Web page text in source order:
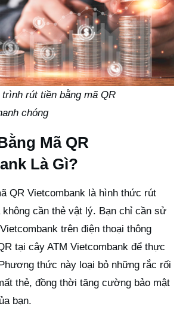
rút tiền bằng mã QR
chóng
Mã QR
Là Gì?
QR Vietcombank là hình thức rút
không cần thẻ vật lý. Bạn chỉ cần sử
trên điện thoại thông
tại cây ATM Vietcombank để thực
thức này loại bỏ những rắc rối
thẻ, đồng thời tăng cường bảo mật
bạn.